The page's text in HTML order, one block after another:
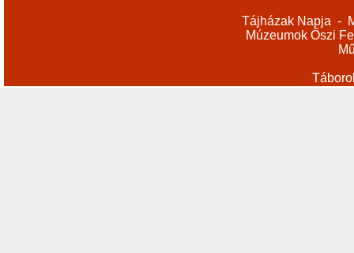
Tájházak Napja -
Múzeumok Őszi